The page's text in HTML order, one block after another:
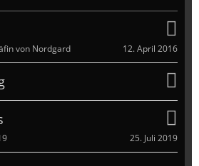
von Nordgard 12. April 2016
25. Juli 2019